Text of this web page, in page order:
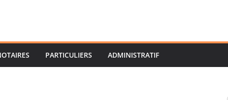
PARTICULIERS ADMINISTRATIF